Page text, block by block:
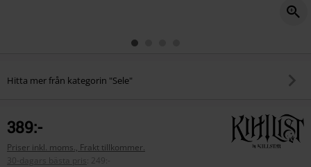
Hitta mer från kategorin "Sele"
389:-
Priser inkl. moms., Frakt tillkommer.
30-dagars bästa pris
249:-